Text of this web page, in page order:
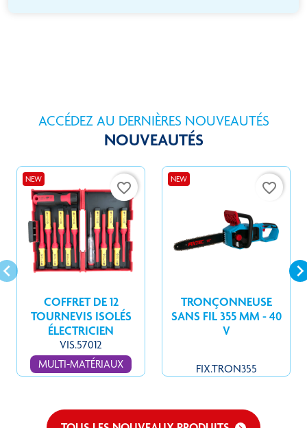
ACCÉDEZ AU DERNIÈRES NOUVEAUTÉS
NOUVEAUTÉS
NEW
favorite_border
COFFRET DE 12
TOURNEVIS ISOLÉS
ÉLECTRICIEN
VIS.57012
MULTI-MATÉRIAUX
NEW
favorite_border
TRONÇONNEUSE
SANS FIL 355 MM - 40
V
TOUS LES NOUVEAUX PRODUITS keyboard_arrow_right